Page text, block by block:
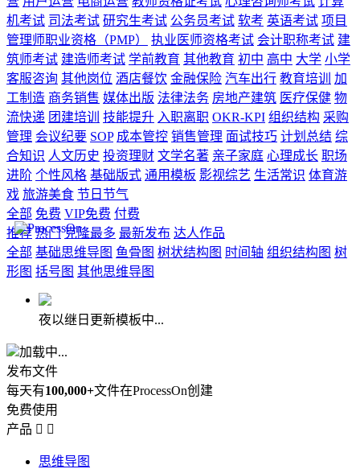
机考试 司法考试 研究生考试 公务员考试 软考 英语考试 项目
管理师职业资格（PMP）
执业医师资格考试 会计职称考试 建
筑师考试 建造师考试 学前教育 其他教育 初中 高中 大学 小学
客服咨询 其他岗位 酒店餐饮 金融保险 汽车出行 教育培训
加
工制造 商务销售 媒体出版 法律法务 房地产建筑 医疗保健 物
流快递 团建培训 技能提升 入职离职 OKR-KPI 组织结构 采购
管理 会议纪要 SOP 成本管控 销售管理 面试技巧 计划总结 综
合知识 人文历史 投资理财 文学名著 亲子家庭 心理成长 职场
进阶 个性风格 基础版式 通用模板 影视综艺 生活常识 体育游
戏 旅游美食 节日节气
全部 免费 VIP免费 付费
推荐 热门 克隆最多 最新发布 达人作品
全部 基础思维导图 鱼骨图 树状结构图 时间轴 组织结构图 树
形图 括号图 其他思维导图
夜以继日更新模板中...
加载中...
发布文件
每天有100,000+文件在ProcessOn创建
免费使用
产品  
思维导图